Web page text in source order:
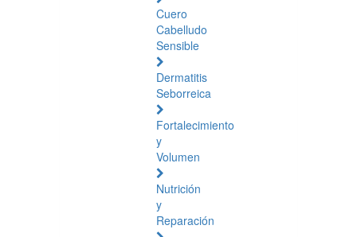
Cuero
Cabelludo
Sensible
Dermatitis
Seborreica
Fortalecimiento
y
Volumen
Nutrición
y
Reparación